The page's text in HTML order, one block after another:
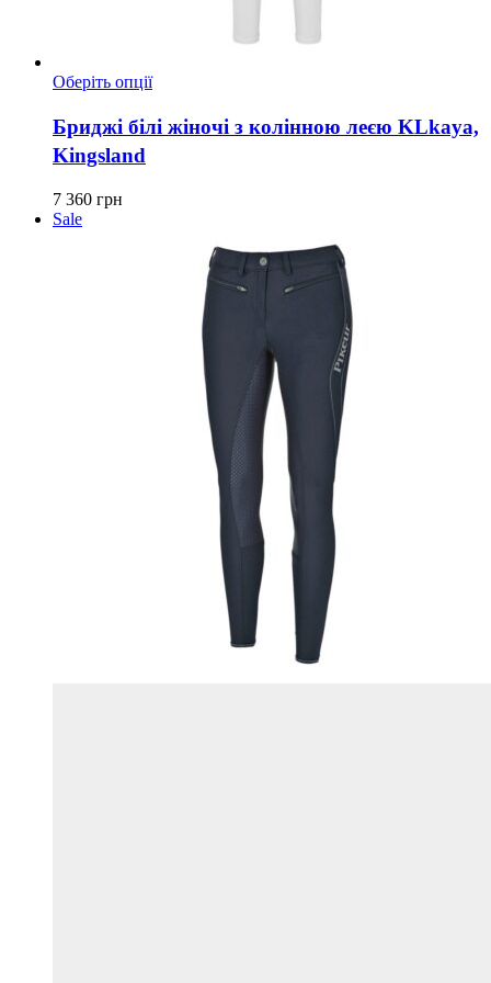
Оберіть опціїЦей
має
кілька
сторінці
Бриджі білі жіночі з колінною леєю KLkaya,
Kingsland
7 360 грн
Sale